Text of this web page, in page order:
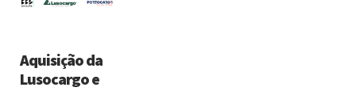
Aquisição da
Lusocargo e